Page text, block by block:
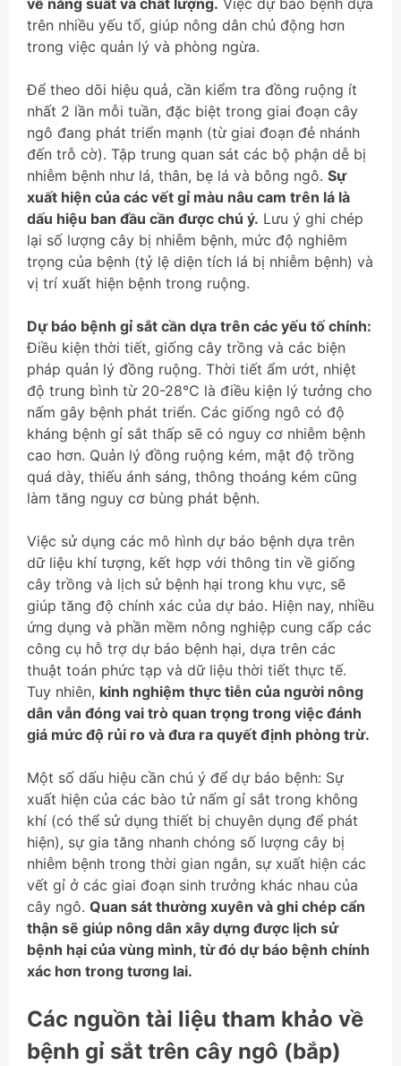
về năng suất và chất lượng. Việc dự báo bệnh dựa
trên nhiều yếu tố, giúp nông dân chủ động hơn
trong việc quản lý và phòng ngừa.
Để theo dõi hiệu quả, cần kiểm tra đồng ruộng ít
nhất 2 lần mỗi tuần, đặc biệt trong giai đoạn cây
ngô đang phát triển mạnh (từ giai đoạn đẻ nhánh
đến trỗ cờ). Tập trung quan sát các bộ phận dễ bị
nhiễm bệnh như lá, thân, bẹ lá và bông ngô. Sự
xuất hiện của các vết gỉ màu nâu cam trên lá là
dấu hiệu ban đầu cần được chú ý. Lưu ý ghi chép
lại số lượng cây bị nhiễm bệnh, mức độ nghiêm
trọng của bệnh (tỷ lệ diện tích lá bị nhiễm bệnh) và
vị trí xuất hiện bệnh trong ruộng.
Dự báo bệnh gỉ sắt cần dựa trên các yếu tố chính:
Điều kiện thời tiết, giống cây trồng và các biện
pháp quản lý đồng ruộng. Thời tiết ẩm ướt, nhiệt
độ trung bình từ 20-28°C là điều kiện lý tưởng cho
nấm gây bệnh phát triển. Các giống ngô có độ
kháng bệnh gỉ sắt thấp sẽ có nguy cơ nhiễm bệnh
cao hơn. Quản lý đồng ruộng kém, mật độ trồng
quá dày, thiếu ánh sáng, thông thoáng kém cũng
làm tăng nguy cơ bùng phát bệnh.
Việc sử dụng các mô hình dự báo bệnh dựa trên
dữ liệu khí tượng, kết hợp với thông tin về giống
cây trồng và lịch sử bệnh hại trong khu vực, sẽ
giúp tăng độ chính xác của dự báo. Hiện nay, nhiều
ứng dụng và phần mềm nông nghiệp cung cấp các
công cụ hỗ trợ dự báo bệnh hại, dựa trên các
thuật toán phức tạp và dữ liệu thời tiết thực tế.
Tuy nhiên, kinh nghiệm thực tiễn của người nông
dân vẫn đóng vai trò quan trọng trong việc đánh
giá mức độ rủi ro và đưa ra quyết định phòng trừ.
Một số dấu hiệu cần chú ý để dự báo bệnh: Sự
xuất hiện của các bào tử nấm gỉ sắt trong không
khí (có thể sử dụng thiết bị chuyên dụng để phát
hiện), sự gia tăng nhanh chóng số lượng cây bị
nhiễm bệnh trong thời gian ngắn, sự xuất hiện các
vết gỉ ở các giai đoạn sinh trưởng khác nhau của
cây ngô. Quan sát thường xuyên và ghi chép cẩn
thận sẽ giúp nông dân xây dựng được lịch sử
bệnh hại của vùng mình, từ đó dự báo bệnh chính
xác hơn trong tương lai.
Các nguồn tài liệu tham khảo về
bệnh gỉ sắt trên cây ngô (bắp)